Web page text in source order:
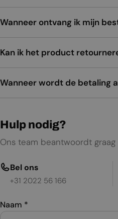
Wanneer ontvang ik mijn
Kan ik het product
Wanneer wordt de betaling
Hulp nodig?
Ons team beantwoordt graag
Bel ons
+31 2022 56 166
Naam *